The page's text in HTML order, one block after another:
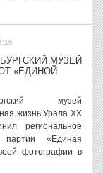
МУЗЕЙ
«ЕДИНОЙ
музей
жизнь Урала ХХ
региональное
партии «Единая
фотографии в